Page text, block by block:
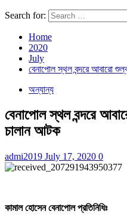
Search for:
Home
2020
July
বেনাপোল স্থল বন্দরে আবারো
অন্যান্য
বেনাপোল স্থল বন্দরে
চালান আটক
admi2019 July 17, 2020 0
কামাল হোসেন বেনাপোল প্রতিনিধিঃ